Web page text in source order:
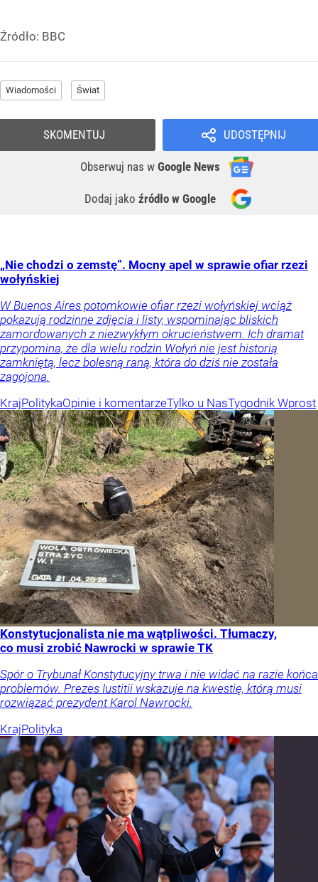
Źródło: BBC
Wiadomości Świat
UDOSTĘPNIJ
Obserwuj nas w Google News
Dodaj jako źródło w Google
SKOMENTUJ
„Nie chodzi o zemstę”. Mocny apel w sprawie ofiar rzezi
wołyńskiej
W Buenos Aires potomkowie ofiar rzezi wołyńskiej wciąż
pokazują rodzinne zdjęcia i listy, wspominając bliskich
zamordowanych z niezwykłym okrucieństwem. Ich dramat
przypomina, że dla wielu rodzin Wołyń nie jest historią
zamkniętą, lecz bolesną raną, która do dziś nie została
zagojona.
KrajPolitykaOpinie i komentarzeTylko u NasTygodnik Wprost
Konstytucjonalista nie ma wątpliwości. Tłumaczy,
co musi zrobić Nawrocki w sprawie TK
Spór o Trybunał Konstytucyjny trwa i nie widać na razie końca
problemów. Prezes Iustitii wskazuje na kwestię, którą musi
rozwiązać prezydent Karol Nawrocki.
KrajPolityka